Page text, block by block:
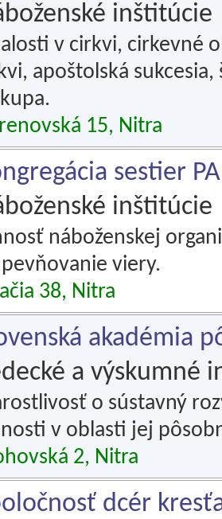
inštitúcie
v cirkvi, cirkevné
apoštolská
15, Nitra
sestier
inštitúcie
náboženskej
viery.
38, Nitra
akadémia
a výskumné
o sústavný
v oblasti jej
2, Nitra
dcér